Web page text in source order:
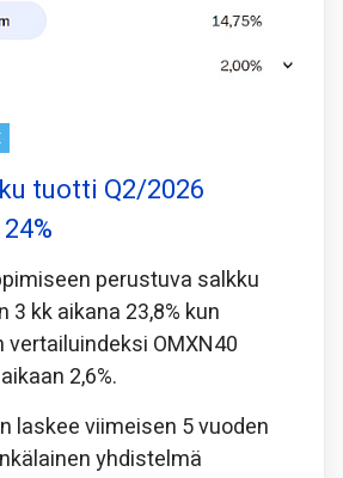
tuotti Q2/2026
perustuva salkku
kk aikana 23,8% kun
OMXN40
2,6%.
laskee viimeisen 5 vuoden
yhdistelmä